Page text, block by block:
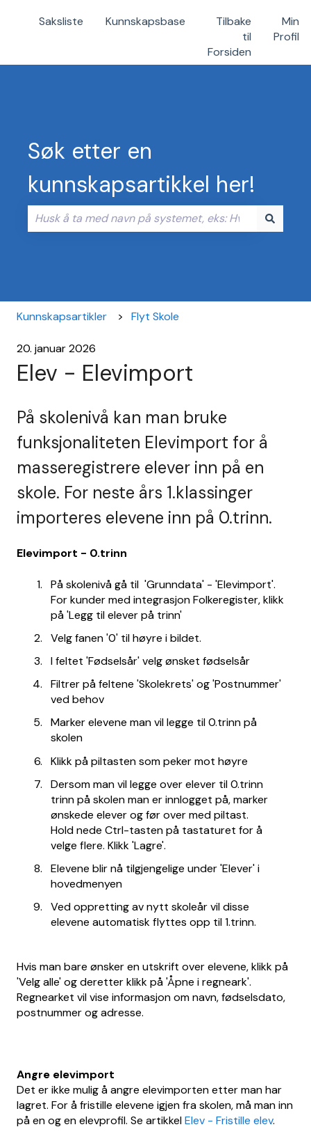
Saksliste Kunnskapsbase
Tilbake
til
Forsiden
Min
Profil
Søk etter en
kunnskapsartikkel her!
Kunnskapsartikler Flyt Skole
20. januar 2026
Elev - Elevimport
På skolenivå kan man bruke
funksjonaliteten Elevimport for å
masseregistrere elever inn på en
skole. For neste års 1.klassinger
importeres elevene inn på 0.trinn.
Elevimport - 0.trinn
På skolenivå gå til 'Grunndata' - 'Elevimport'.
For kunder med integrasjon Folkeregister, klikk
på 'Legg til elever på trinn'
Velg fanen '0' til høyre i bildet.
I feltet 'Fødselsår' velg ønsket fødselsår
Filtrer på feltene 'Skolekrets' og 'Postnummer'
ved behov
Marker elevene man vil legge til 0.trinn på
skolen
Klikk på piltasten som peker mot høyre
Dersom man vil legge over elever til 0.trinn
trinn på skolen man er innlogget på, marker
ønskede elever og før over med piltast.
Hold nede Ctrl-tasten på tastaturet for å
velge flere. Klikk 'Lagre'.
Elevene blir nå tilgjengelige under 'Elever' i
hovedmenyen
Ved oppretting av nytt skoleår vil disse
elevene automatisk flyttes opp til 1.trinn.
Hvis man bare ønsker en utskrift over elevene, klikk på
'Velg alle' og deretter klikk på 'Åpne i regneark'.
Regnearket vil vise informasjon om navn, fødselsdato,
postnummer og adresse.
Angre elevimport
Det er ikke mulig å angre elevimporten etter man har
lagret. For å fristille elevene igjen fra skolen, må man inn
på en og en elevprofil. Se artikkelElev - Fristille elev.